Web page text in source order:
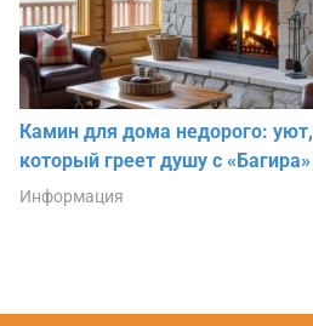
Камин для дома недорого: уют,
который греет душу с «Багира»
Информация